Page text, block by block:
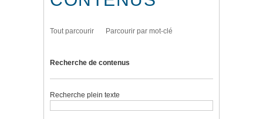
Tout parcourir Parcourir par mot-clé
Recherche de contenus
Recherche plein texte